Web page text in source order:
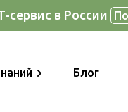
сервис в России
Блог